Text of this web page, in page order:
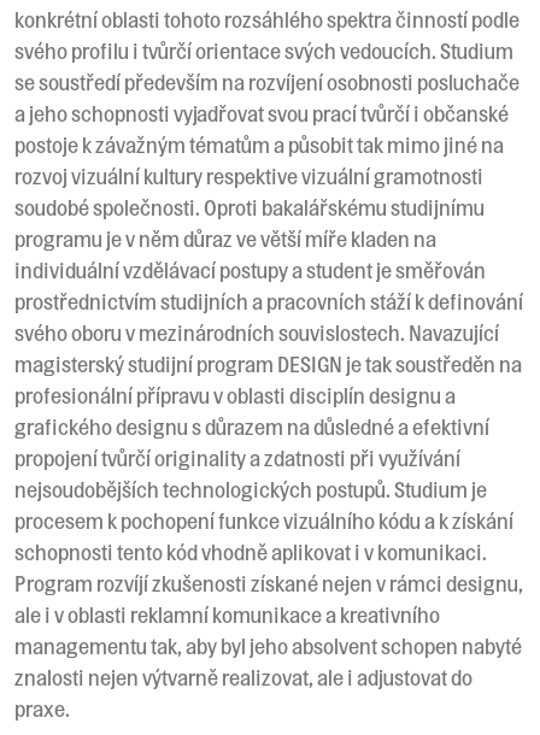
konkrétní oblasti tohoto rozsáhlého spektra činností podle
svého profilu i tvůrčí orientace svých vedoucích. Studium
se soustředí především na rozvíjení osobnosti posluchače
a jeho schopnosti vyjadřovat svou prací tvůrčí i občanské
postoje k závažným tématům a působit tak mimo jiné na
rozvoj vizuální kultury respektive vizuální gramotnosti
soudobé společnosti. Oproti bakalářskému studijnímu
programu je v něm důraz ve větší míře kladen na
individuální vzdělávací postupy a student je směřován
prostřednictvím studijních a pracovních stáží k definování
svého oboru v mezinárodních souvislostech. Navazující
magisterský studijní program DESIGN je tak soustředěn na
profesionální přípravu v oblasti disciplín designu a
grafického designu s důrazem na důsledné a efektivní
propojení tvůrčí originality a zdatnosti při využívání
nejsoudobějších technologických postupů. Studium je
procesem k pochopení funkce vizuálního kódu a k získání
schopnosti tento kód vhodně aplikovat i v komunikaci.
Program rozvíjí zkušenosti získané nejen v rámci designu,
ale i v oblasti reklamní komunikace a kreativního
managementu tak, aby byl jeho absolvent schopen nabyté
znalosti nejen výtvarně realizovat, ale i adjustovat do
praxe.